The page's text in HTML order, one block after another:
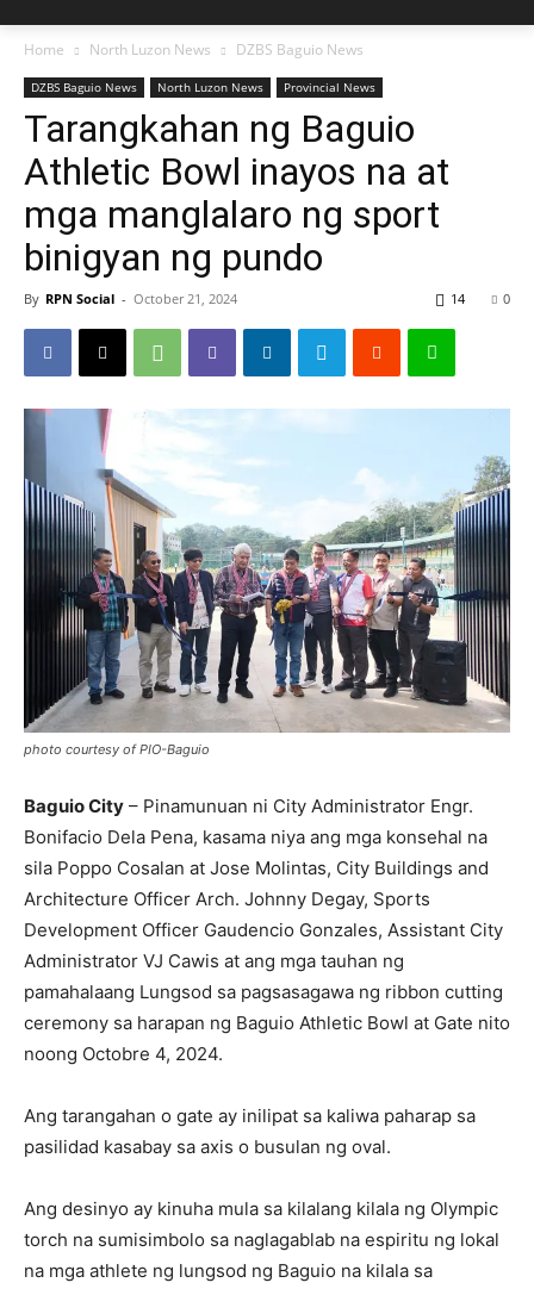
Home North Luzon News DZBS Baguio News
DZBS Baguio News North Luzon News Provincial News
Tarangkahan ng Baguio
Athletic Bowl inayos na at
mga manglalaro ng sport
binigyan ng pundo
By RPN Social - October 21, 2024 0
14
photo courtesy of PIO-Baguio
Baguio City – Pinamunuan ni City Administrator Engr.
Bonifacio Dela Pena, kasama niya ang mga konsehal na
sila Poppo Cosalan at Jose Molintas, City Buildings and
Architecture Officer Arch. Johnny Degay, Sports
Development Officer Gaudencio Gonzales, Assistant City
Administrator VJ Cawis at ang mga tauhan ng
pamahalaang Lungsod sa pagsasagawa ng ribbon cutting
ceremony sa harapan ng Baguio Athletic Bowl at Gate nito
noong Octobre 4, 2024.
Ang tarangahan o gate ay inilipat sa kaliwa paharap sa
pasilidad kasabay sa axis o busulan ng oval.
Ang desinyo ay kinuha mula sa kilalang kilala ng Olympic
torch na sumisimbolo sa naglagablab na espiritu ng lokal
na mga athlete ng lungsod ng Baguio na kilala sa